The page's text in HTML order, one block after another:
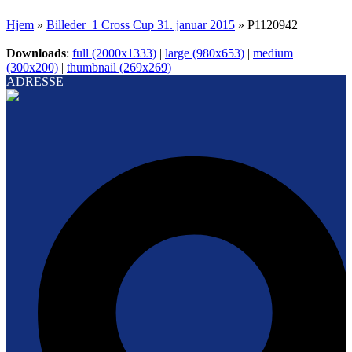
Hjem » Billeder_1 Cross Cup 31. januar 2015 » P1120942
Downloads: full (2000x1333) | large (980x653) | medium
(300x200) | thumbnail (269x269)
ADRESSE